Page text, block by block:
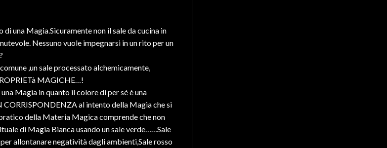
una Magia.Sicuramente non il sale da cucina in
Nessuno vuole impegnarsi in un rito per un
,un sale processato alchemicamente,
MAGICHE…!
Magia in quanto il colore di per sé è una
CORRISPONDENZA al intento della Magia che si
della Materia Magica comprende che non
di Magia Bianca usando un sale verde……Sale
allontanare negatività dagli ambienti,Sale rosso